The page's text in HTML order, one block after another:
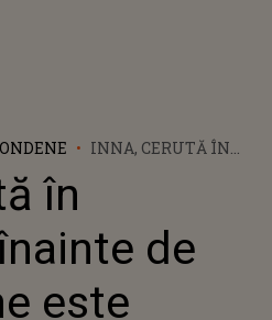
INNA, CERUTĂ ÎN
FÂNT INIMA ARTISTEI: ”
AM SPUS DA, DAR NU M-
în
de
este